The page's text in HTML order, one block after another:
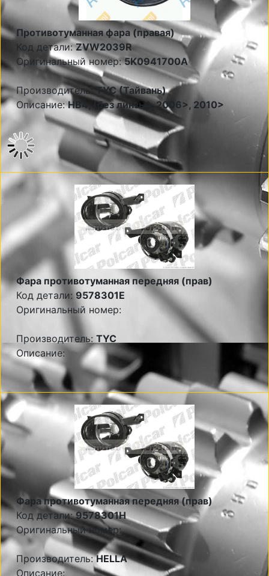
Противотуманная фара (правая)
Код детали:ZVW2039R
Оригинальный номер:5K0941700A
Производитель: TYC (Тайвань)
Описание:НВ4, (без линзы), 2006>, 2010>
Фара противотуманная передняя (прав)
Код детали: 9578301E
Оригинальный номер:
Производитель: TYC
Описание:
Фара противотуманная передняя (прав)
Код детали:9578301H
Оригинальный номер:
Производитель:HELLA
Описание: